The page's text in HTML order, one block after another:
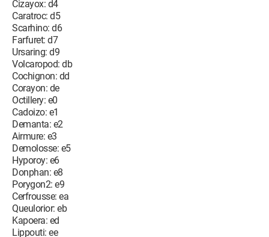
Cizayox: d4
Caratroc: d5
Scarhino: d6
Farfuret: d7
Ursaring: d9
Volcaropod: db
Cochignon: dd
Corayon: de
Octillery: e0
Cadoizo: e1
Demanta: e2
Airmure: e3
Demolosse: e5
Hyporoy: e6
Donphan: e8
Porygon2: e9
Cerfrousse: ea
Queulorior: eb
Kapoera: ed
Lippouti: ee